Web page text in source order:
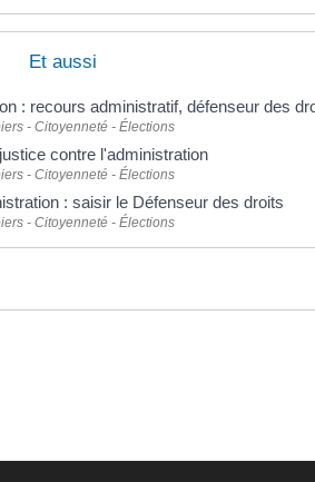
Et aussi
: recours administratif, défenseur des
- Citoyenneté - Élections
contre l'administration
- Citoyenneté - Élections
: saisir le Défenseur des droits
- Citoyenneté - Élections